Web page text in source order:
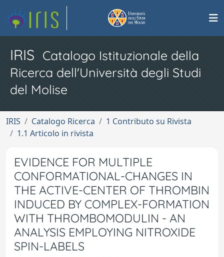
IRIS Catalogo Istituzionale della
Ricerca dell'Università degli Studi
del Molise
IRIS Catalogo Ricerca
1 Contributo su Rivista
1.1 Articolo in rivista
EVIDENCE FOR MULTIPLE
CONFORMATIONAL-CHANGES IN
THE ACTIVE-CENTER OF THROMBIN
INDUCED BY COMPLEX-FORMATION
WITH THROMBOMODULIN - AN
ANALYSIS EMPLOYING NITROXIDE
SPIN-LABELS